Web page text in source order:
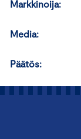
Markkinoija:
Media:
Päätös: